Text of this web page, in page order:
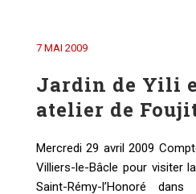
7 MAI 2009
Jardin de Yili
atelier de
Mercredi 29 avril 2009
Villiers-le-Bâcle pour visiter
Saint-Rémy-l’Honoré